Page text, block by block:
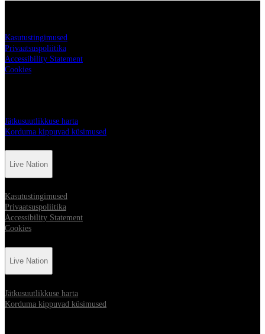
Kasutustingimused
Privaatsuspoliitika
Accessibility Statement
Cookies
Jätkusuutlikkuse harta
Korduma kippuvad küsimused
Live Nation
Kasutustingimused
Privaatsuspoliitika
Accessibility Statement
Cookies
Live Nation
Jätkusuutlikkuse harta
Korduma kippuvad küsimused